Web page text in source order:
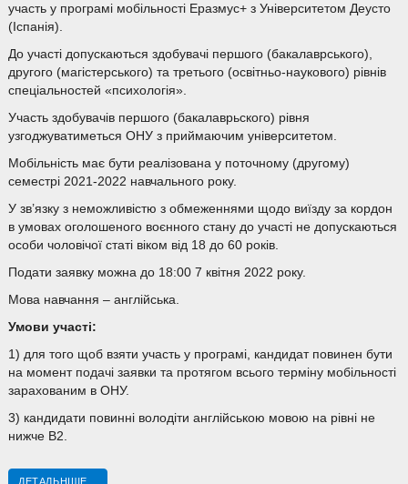
участь у програмі мобільності Еразмус+ з Університетом Деусто
(Іспанія).
До участі допускаються здобувачі першого (бакалаврського),
другого (магістерського) та третього (освітньо-наукового) рівнів
спеціальностей «психологія».
Участь здобувачів першого (бакалаврьского) рівня
узгоджуватиметься ОНУ з приймаючим університетом.
Мобільність має бути реалізована у поточному (другому)
семестрі 2021-2022 навчального року.
У зв’язку з неможливістю з обмеженнями щодо виїзду за кордон
в умовах оголошеного воєнного стану до участі не допускаються
особи чоловічої статі віком від 18 до 60 років.
Подати заявку можна до 18:00 7 квітня 2022 року.
Мова навчання – англійська.
Умови участі:
1) для того щоб взяти участь у програмі, кандидат повинен бути
на момент подачі заявки та протягом всього терміну мобільності
зарахованим в ОНУ.
3) кандидати повинні володіти англійською мовою на рівні не
нижче B2.
ДЕТАЛЬНІШЕ...